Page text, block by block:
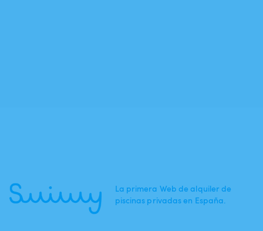
La primera Web de alquiler de
piscinas privadas en España.